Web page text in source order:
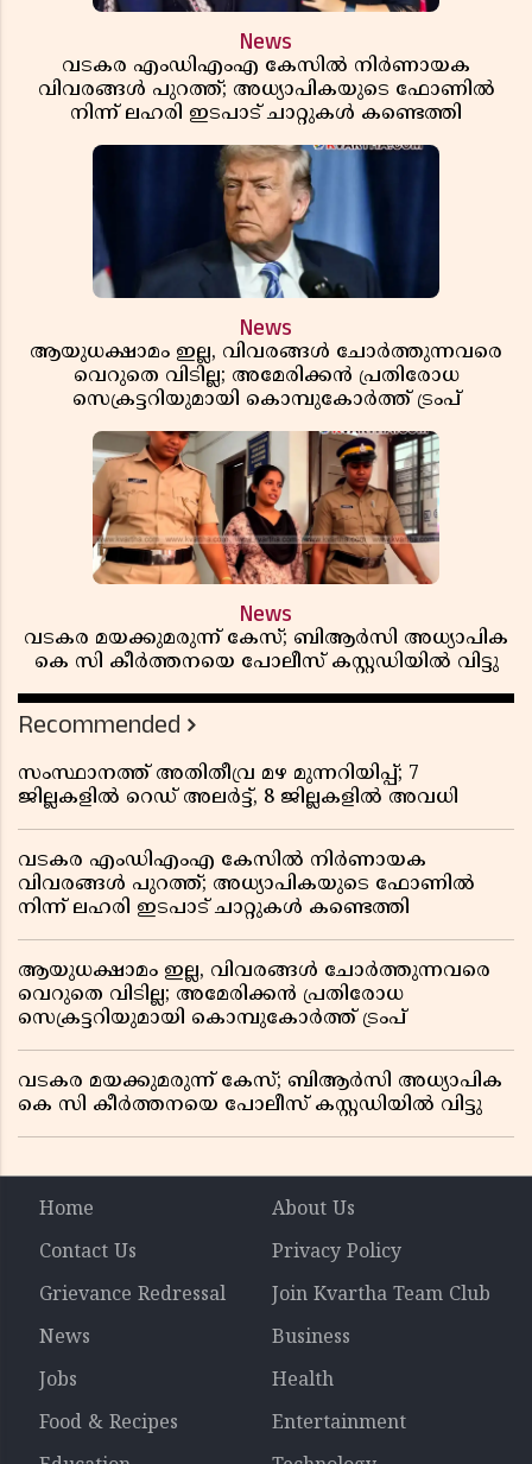
News
വടകര എംഡിഎംഎ കേസിൽ നിർണായക
വിവരങ്ങൾ പുറത്ത്; അധ്യാപികയുടെ ഫോണിൽ
നിന്ന് ലഹരി ഇടപാട് ചാറ്റുകൾ കണ്ടെത്തി
News
ആയുധക്ഷാമം ഇല്ല, വിവരങ്ങൾ ചോർത്തുന്നവരെ
വെറുതെ വിടില്ല; അമേരിക്കൻ പ്രതിരോധ
സെക്രട്ടറിയുമായി കൊമ്പുകോർത്ത് ട്രംപ്
News
വടകര മയക്കുമരുന്ന് കേസ്; ബിആർസി അധ്യാപിക
കെ സി കീർത്തനയെ പോലീസ് കസ്റ്റഡിയിൽ വിട്ടു
Recommended
സംസ്ഥാനത്ത് അതിതീവ്ര മഴ മുന്നറിയിപ്പ്; 7
ജില്ലകളിൽ റെഡ് അലർട്ട്, 8 ജില്ലകളിൽ അവധി
വടകര എംഡിഎംഎ കേസിൽ നിർണായക
വിവരങ്ങൾ പുറത്ത്; അധ്യാപികയുടെ ഫോണിൽ
നിന്ന് ലഹരി ഇടപാട് ചാറ്റുകൾ കണ്ടെത്തി
ആയുധക്ഷാമം ഇല്ല, വിവരങ്ങൾ ചോർത്തുന്നവരെ
വെറുതെ വിടില്ല; അമേരിക്കൻ പ്രതിരോധ
സെക്രട്ടറിയുമായി കൊമ്പുകോർത്ത് ട്രംപ്
വടകര മയക്കുമരുന്ന് കേസ്; ബിആർസി അധ്യാപിക
കെ സി കീർത്തനയെ പോലീസ് കസ്റ്റഡിയിൽ വിട്ടു
Home
About Us
Contact Us
Privacy Policy
Grievance Redressal
Join Kvartha Team Club
News
Business
Jobs
Health
Food & Recipes
Entertainment